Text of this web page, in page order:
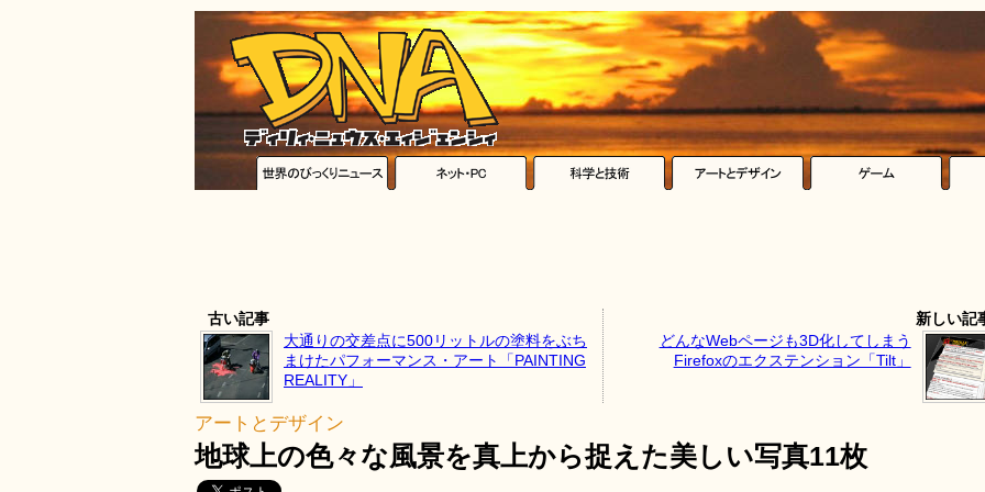
古い記事
大通りの交差点に500リットルの塗料をぶち
まけたパフォーマンス・アート「PAINTING
REALITY」
新しい記
どんなWebページも3D化してしまう
Firefoxのエクステンション「Tilt」
アートとデザイン
地球上の色々な風景を真上から捉えた美しい写真11枚